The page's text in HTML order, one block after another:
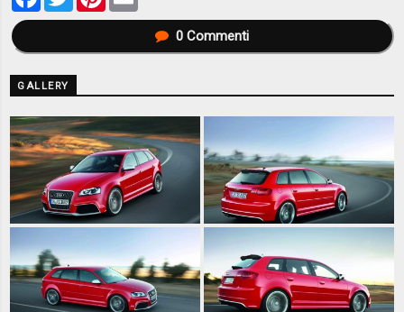
0Commenti
GALLERY